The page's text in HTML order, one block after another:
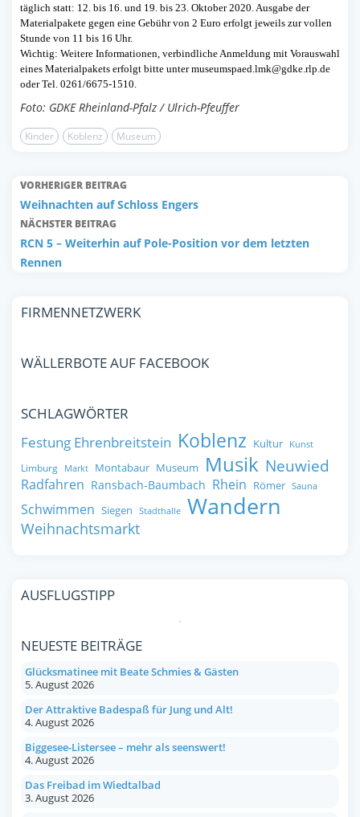
täglich statt: 12. bis 16. und 19. bis 23. Oktober 2020. Ausgabe der
Materialpakete gegen eine Gebühr von 2 Euro erfolgt jeweils zur vollen
Stunde von 11 bis 16 Uhr.
Wichtig: Weitere Informationen, verbindliche Anmeldung mit Vorauswahl
eines Materialpakets erfolgt bitte unter museumspaed.lmk@gdke.rlp.de
oder Tel. 0261/6675-1510.
Foto: GDKE Rheinland-Pfalz / Ulrich-Pfeuffer
Kinder Koblenz Museum
VORHERIGER BEITRAG
Weihnachten auf Schloss Engers
NÄCHSTER BEITRAG
RCN 5 – Weiterhin auf Pole-Position vor dem letzten
Rennen
FIRMENNETZWERK
WÄLLERBOTE AUF FACEBOOK
SCHLAGWÖRTER
Festung Ehrenbreitstein Koblenz Kultur Kunst
Limburg Markt Montabaur Museum Musik Neuwied
Radfahren Ransbach-Baumbach Rhein Römer Sauna
Schwimmen Siegen Stadthalle Wandern
Weihnachtsmarkt
AUSFLUGSTIPP
NEUESTE BEITRÄGE
Glücksmatinee mit Beate Schmies & Gästen
5. August 2026
Der Attraktive Badespaß für Jung und Alt!
4. August 2026
Biggesee-Listersee – mehr als seenswert!
4. August 2026
Das Freibad im Wiedtalbad
3. August 2026